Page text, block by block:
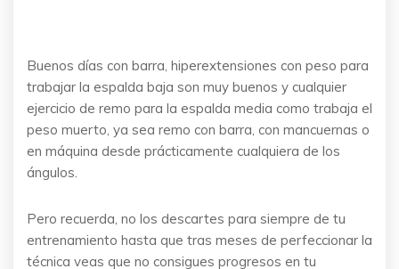
Buenos días con barra, hiperextensiones con peso para
trabajar la espalda baja son muy buenos y cualquier
ejercicio de remo para la espalda media como trabaja el
peso muerto, ya sea remo con barra, con mancuernas o
en máquina desde prácticamente cualquiera de los
ángulos.
Pero recuerda, no los descartes para siempre de tu
entrenamiento hasta que tras meses de perfeccionar la
técnica veas que no consigues progresos en tu